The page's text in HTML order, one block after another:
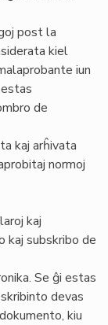
post la
kiel
iun
de
kaj arĥivata
normoj
kaj
kaj subskribo de
Se ĝi estas
devas
kiu